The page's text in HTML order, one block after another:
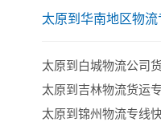
太原到华南地区物
太原到白城物流公司
太原到吉林物流货运
太原到锦州物流专线